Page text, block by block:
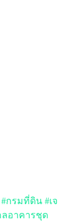
#กรมที่ดิน #เจ
อาคารชุด